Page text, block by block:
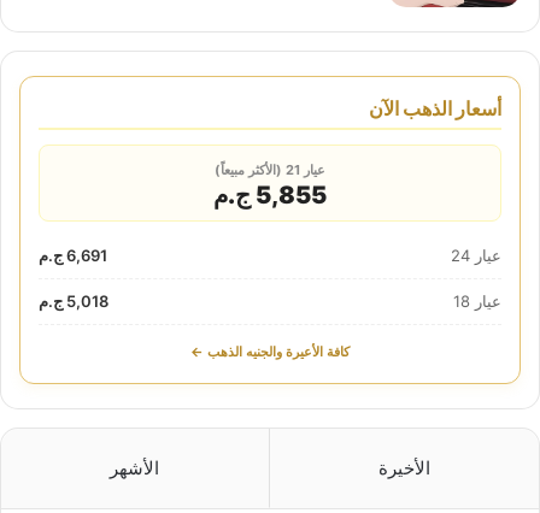
أسعار الذهب الآن
عيار 21 (الأكثر مبيعاً)
5,855 ج.م
عيار 24 6,691 ج.م
عيار 18 5,018 ج.م
كافة الأعيرة والجنيه الذهب ←
الأخيرة الأشهر